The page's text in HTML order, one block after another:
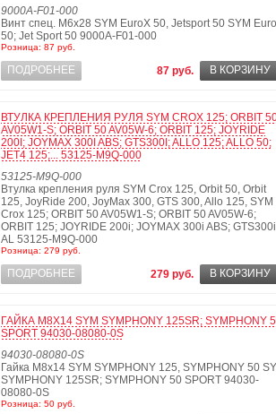
9000A-F01-000
Винт спец. М6х28 SYM EuroX 50, Jetsport 50 SYM
50; Jet Sport 50 9000A-F01-000
Розница: 87 руб.
ПОДРОБНЕЕ 87 руб. В КОРЗИНУ
ВТУЛКА КРЕПЛЕНИЯ РУЛЯ SYM CROX 125; ORBIT
AV05W1-S; ORBIT 50 AV05W-6; ORBIT 125; JOYRIDE
200I; JOYMAX 300I ABS; GTS300I; ALLO 125; ALLO 50;
JET4 125;... 53125-M9Q-000
53125-M9Q-000
Втулка крепления руля SYM Crox 125, Orbit 50, Orbit
125, JoyRide 200, JoyMax 300, GTS 300, Allo 125, SYM
Crox 125; ORBIT 50 AV05W1-S; ORBIT 50 AV05W-6;
ORBIT 125; JOYRIDE 200i; JOYMAX 300i ABS;
AL 53125-M9Q-000
Розница: 279 руб.
ПОДРОБНЕЕ 279 руб. В КОРЗИНУ
ГАЙКА М8Х14 SYM SYMPHONY 125SR; SYMPHONY
SPORT 94030-08080-0S
94030-08080-0S
Гайка М8х14 SYM SYMPHONY 125, SYMPHONY 50
SYMPHONY 125SR; SYMPHONY 50 SPORT 94030-
08080-0S
Розница: 50 руб.